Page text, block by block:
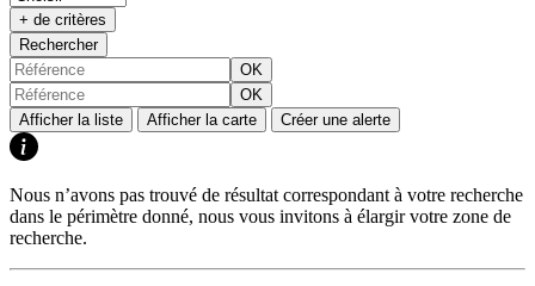
+ de critères
Rechercher
OK
OK
Afficher la liste
Afficher la carte Créer une alerte
Nous n’avons pas trouvé de résultat correspondant à votre recherche
dans le périmètre donné, nous vous invitons à élargir votre zone de
recherche.